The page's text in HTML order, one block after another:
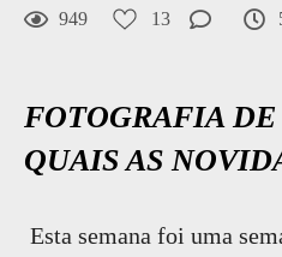
949 13
FOTOGRAFIA
QUAIS AS
Esta semana foi uma